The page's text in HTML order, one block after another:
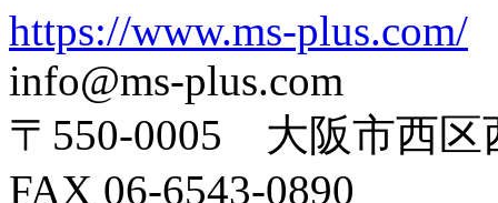
https://www.ms-plus.com/
info@ms-plus.com
〒550-0005 大阪市西
FAX 06-6543-0890